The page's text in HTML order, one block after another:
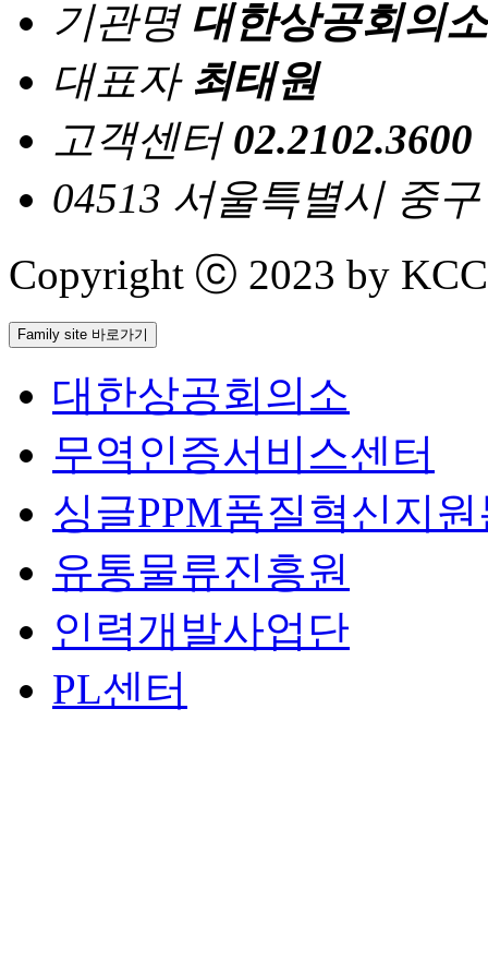
기관명 대한상공회의소
대표자 최태원
고객센터 02.2102.3600
04513 서울특별시 중
Copyright ⓒ 2023 by
Family site 바로가기
대한상공회의소
무역인증서비스센터
싱글PPM품질혁신지
유통물류진흥원
인력개발사업단
PL센터